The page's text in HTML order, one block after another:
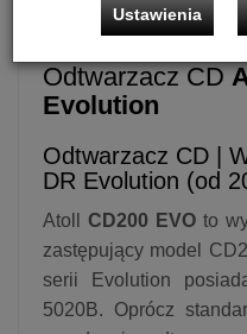
Odtwarzacz CD
Evolution
Odtwarzacz CD |
DR Evolution (od
Atoll CD200 EVO to
zastępujący model
serii Evolution
5020B. Oprócz
Ustawienia